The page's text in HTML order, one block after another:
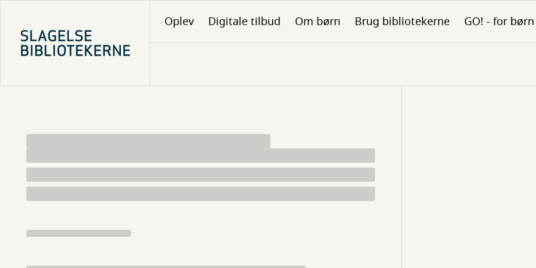
hovedindhold
Oplev Digitale tilbud Om børn Brug bibliotekerne GO! - for børn